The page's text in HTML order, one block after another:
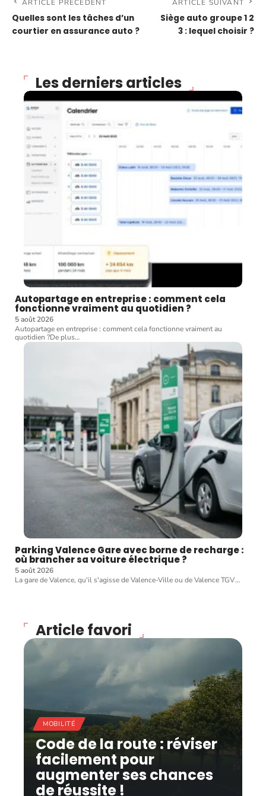
ARTICLE PRÉCÉDENT
Quelles sont les tâches d’un
courtier en assurance auto ?
ARTICLE SUIVANT
Siège auto groupe 1 2
3 : lequel choisir ?
Les derniers articles
Autopartage en entreprise : comment cela
fonctionne vraiment au quotidien ?
5 août 2026
Autopartage en entreprise : comment cela fonctionne vraiment au
quotidien ?De plus…
Parking Valence Gare avec borne de recharge :
où brancher sa voiture électrique ?
5 août 2026
La gare de Valence, qu'il s'agisse de Valence-Ville ou de Valence TGV…
Article favori
MOBILITÉ
Code de la route : réviser
facilement pour
augmenter ses chances
de réussite !